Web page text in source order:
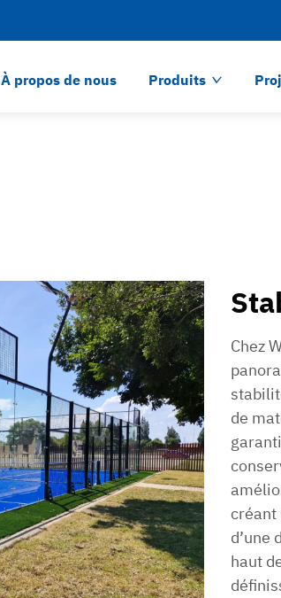
À propos de nous Produits
Chez
de
créant
d’une
haut